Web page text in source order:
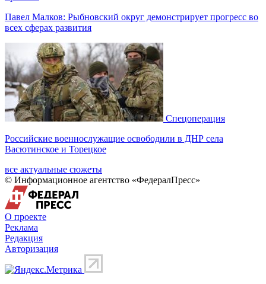
Павел Малков: Рыбновский округ демонстрирует прогресс во
всех сферах развития
Спецоперация
Российские военнослужащие освободили в ДНР села
Васютинское и Торецкое
все актуальные сюжеты
© Информационное агентство «ФедералПресс»
О проекте
Реклама
Редакция
Авторизация